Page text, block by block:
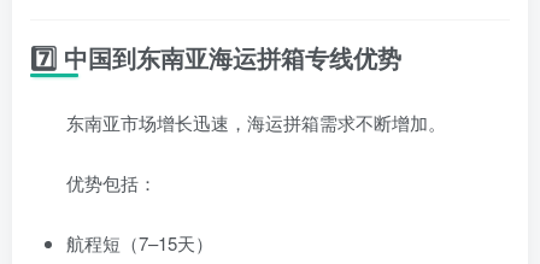
7️⃣ 中国到东南亚海运拼箱专线优势
东南亚市场增长迅速，海运拼箱需求不断增加。
优势包括：
航程短（7–15天）